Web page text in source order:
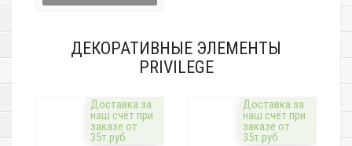
ДЕКОРАТИВНЫЕ ЭЛЕМЕНТЫ
PRIVILEGE
Доставка за
наш счёт при
заказе от
35т.руб
Доставка за
наш счёт при
заказе от
35т.руб